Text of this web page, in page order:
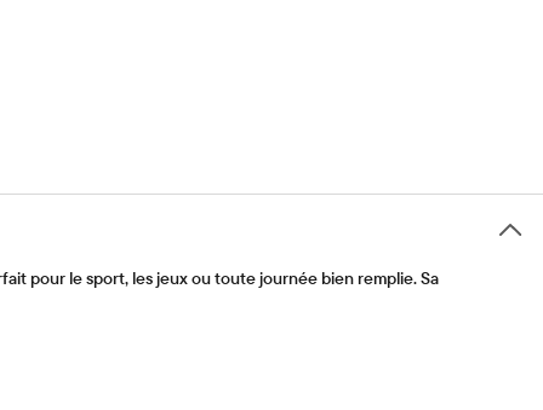
pour le sport, les jeux ou toute journée bien remplie. Sa